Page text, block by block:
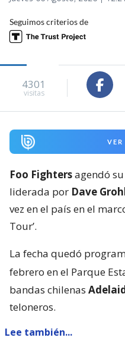
Seguimos criterios de
4301
visitas
VER
Foo Fightersagendó
liderada por Dave
vez en el país en el
Tour’.
La fecha quedó
febrero en el Parque
bandas chilenas
teloneros.
Lee también...